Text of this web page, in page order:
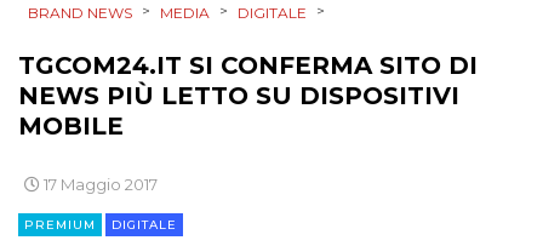
STRATEGIE
BRAND NEWS > MEDIA > DIGITALE >
TGCOM24.IT SI CONFERMA SITO DI
NEWS PIÙ LETTO SU DISPOSITIVI
MOBILE
17 Maggio 2017
PREMIUM DIGITALE